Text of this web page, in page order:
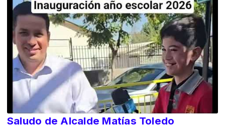
Saludo de Alcalde Matías Toledo